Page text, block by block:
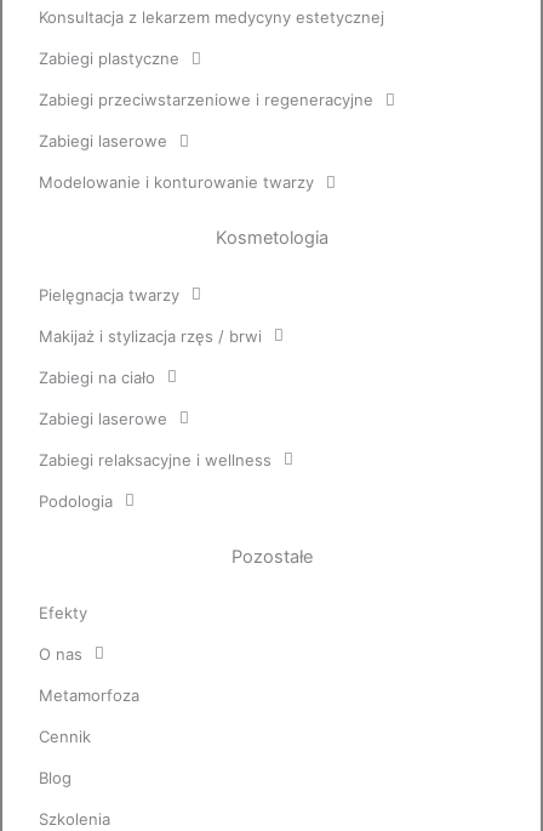
Konsultacja z lekarzem medycyny estetycznej
Zabiegi plastyczne
Zabiegi przeciwstarzeniowe i regeneracyjne
Zabiegi laserowe
Modelowanie i konturowanie twarzy
Kosmetologia
Pielęgnacja twarzy
Makijaż i stylizacja rzęs / brwi
Zabiegi na ciało
Zabiegi laserowe
Zabiegi relaksacyjne i wellness
Podologia
Pozostałe
Efekty
O nas
Metamorfoza
Cennik
Blog
Szkolenia